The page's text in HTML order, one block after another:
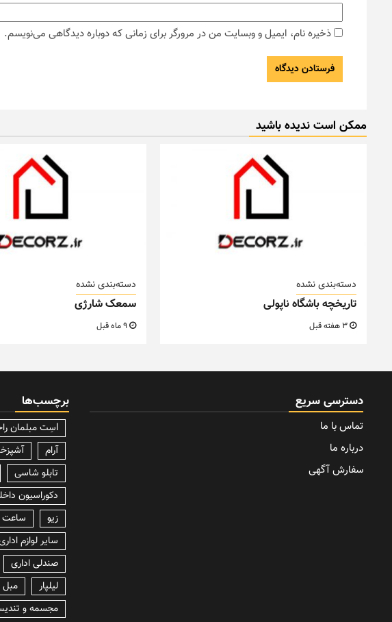
ذخیره نام، ایمیل و وبسایت من در مرورگر برای زمانی که دوباره دیدگاهی می‌نویسم.
ممکن است ندیده باشید
دسته‌بندی نشده
تاریخچه باشگاه ناپولی
دسته‌بندی نشده
سمعک شارژی
9 ماه قبل
دسترسی سریع
تماس با ما
درباره ما
سفارش آگهی
برچسب‌ها
lسِت مبلمان راحتی نیم دایره در اتاق نشیمن و پذیرایی
آرام
تابلو شاسی
دکوراسیون
زیو
ساعت
سایر لوازم
صندلی اداری
لیلپار
مبل
مجسمه و